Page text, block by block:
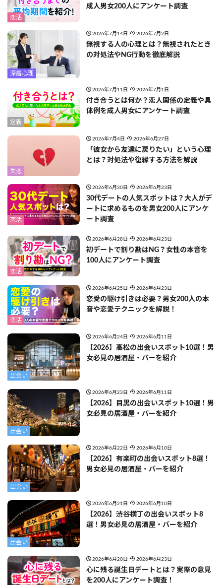
恋活
成人男女200人にアンケート調査
深層心理
2026年7月14日 2026年7月2日
無視する人の心理とは？無視されたとき
の対処法やNG行動を徹底解説
定義
2026年7月11日 2026年7月1日
付き合うとは何か？恋人関係の定義や具
体例を成人男女にアンケート調査
失恋
2026年7月4日 2026年6月27日
「彼女から友達に戻りたい」という心理
とは？対処法や復縁する方法を解説
恋活
2026年6月30日 2026年6月23日
30代デートの人気スポットは？大人がデ
ートに求めるものを男女200人にアンケ
ート調査
恋活
2026年6月28日 2026年6月23日
初デートで割り勘はNG？女性の本音を
100人にアンケート調査
恋活
2026年6月25日 2026年6月23日
恋愛の駆け引きは必要？男女200人の本
音や恋愛テクニックを解説！
出会い
2026年6月24日 2026年6月11日
【2026】高松の出会いスポット10選！男
女必見の居酒屋・バーを紹介
出会い
2026年6月23日 2026年6月11日
【2026】目黒の出会いスポット10選！男
女必見の居酒屋・バーを紹介
出会い
2026年6月22日 2026年6月10日
【2026】有楽町の出会いスポット8選！
男女必見の居酒屋・バーを紹介
出会い
2026年6月21日 2026年6月10日
【2026】渋谷横丁の出会いスポット8
選！男女必見の居酒屋・バーを紹介
2026年6月20日 2026年6月23日
心に残る誕生日デートとは？実際の意見
を200人にアンケート調査！